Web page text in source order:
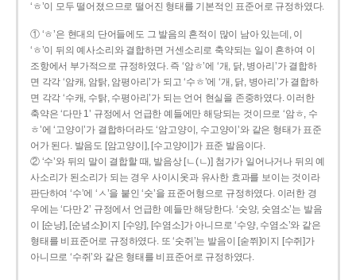
‘ㅎ’이 모두 떨어졌으므로 떨어진 형태를 기본적인 표준어로 규정하였다.
① ‘ㅎ’은 현대의 단어들에도 그 발음의 흔적이 많이 남아 있는데, 이
‘ㅎ’이 뒤의 예사소리와 결합하면 거센소리로 축약되는 일이 흔하여 이
조항에서 부가적으로 규정하였다. 즉 ‘암ㅎ’에 ‘개, 닭, 병아리’가 결합하
면 각각 ‘암캐, 암탉, 암평아리’가 되고 ‘수ㅎ’에 ‘개, 닭, 병아리’가 결합하
면 각각 ‘수캐, 수탉, 수평아리’가 되는 언어 현실을 존중하였다. 이러한
축약은 ‘다만 1’ 규정에서 언급한 예들에만 해당되는 것이므로 ‘암ㅎ, 수
ㅎ’에 ‘고양이’가 결합하더라도 ‘암고양이, 수고양이’와 같은 형태가 표준
어가 된다. 발음도 [암고양이], [수고양이]가 표준 발음이다.
② ‘수’와 뒤의 말이 결합할 때, 발음상 [ㄴ(ㄴ)] 첨가가 일어나거나 뒤의 예
사소리가 된소리가 되는 경우 사이시옷과 유사한 효과를 보이는 것이라
판단하여 ‘수’에 ‘ㅅ’을 붙인 ‘숫’을 표준어형으로 규정하였다. 이러한 경
우에는 ‘다만 2’ 규정에서 언급한 예들만 해당한다. ‘숫양, 숫염소’는 발음
이 [순냥], [순념소]이지 [수양], [수염소]가 아니므로 ‘수양, 수염소’와 같은
형태를 비표준어로 규정하였다. 또 ‘숫쥐’는 발음이 [숟쮜]이지 [수쥐]가
아니므로 ‘수쥐’와 같은 형태를 비표준어로 규정하였다.